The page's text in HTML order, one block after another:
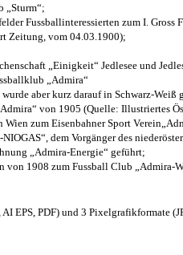
„Sturm“;
Fussballinteressierten zum I. Gross
Zeitung, vom 04.03.1900);
„Einigkeit“ Jedlesee und
„Admira“
aber kurz darauf in Schwarz-Weiß
von 1905 (Quelle: Illustriertes
zum Eisenbahner Sport
dem Vorgänger des
„Admira-Energie“ geführt;
von 1908 zum Fussball Club „Admira-
EPS, PDF) und 3 Pixelgrafikformate